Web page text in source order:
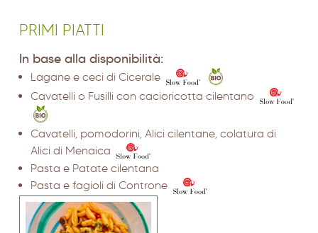
PRIMI PIATTI
In base alla disponibilità:
Lagane e ceci di Cicerale
Cavatelli o Fusilli con cacioricotta cilentano
Cavatelli, pomodorini, Alici cilentane, colatura di
Alici di Menaica
Pasta e Patate cilentana
Pasta e fagioli di Controne